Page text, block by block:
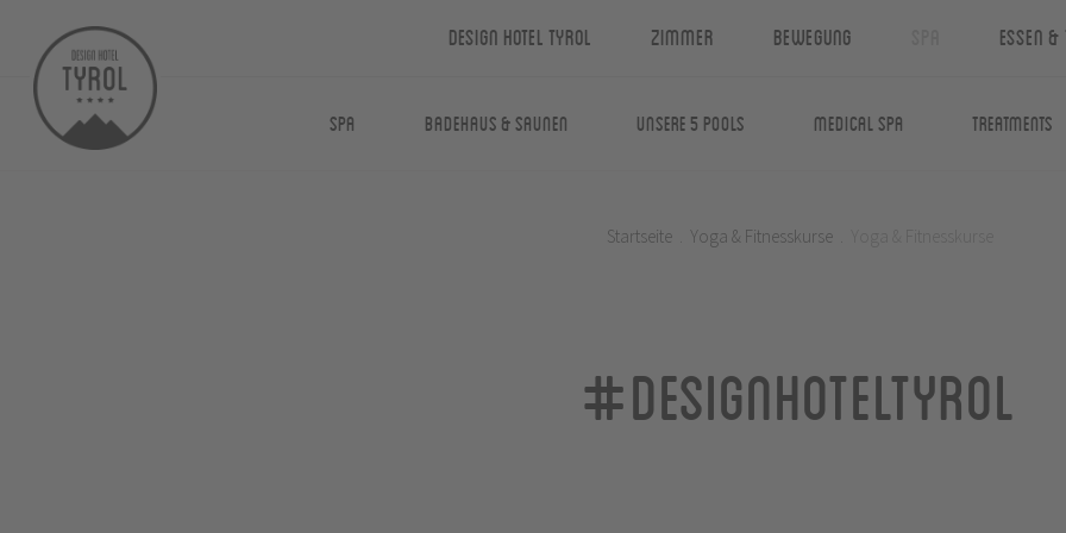
Design Hotel Tyrol Zimmer Bewegung Essen
Spa Badehaus & Saunen Unsere 5 Pools Medical Spa Treatments
Startseite Yoga & Fitnesskurse
#designhoteltyrol